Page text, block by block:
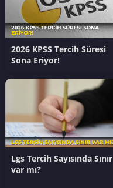
2026 KPSS Tercih Süresi
Sona Eriyor!
Lgs Tercih Sayısında Sınır
var mı?